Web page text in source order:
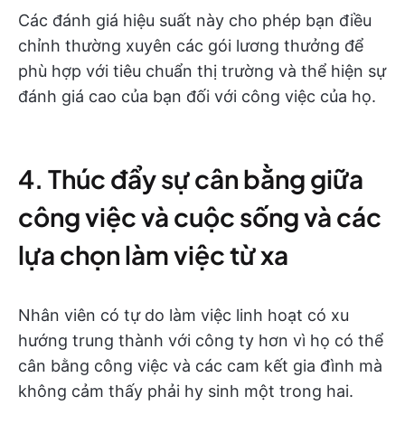
Các đánh giá hiệu suất này cho phép bạn điều
chỉnh thường xuyên các gói lương thưởng để
phù hợp với tiêu chuẩn thị trường và thể hiện sự
đánh giá cao của bạn đối với công việc của họ.
4. Thúc đẩy sự cân bằng giữa
công việc và cuộc sống và các
lựa chọn làm việc từ xa
Nhân viên có tự do làm việc linh hoạt có xu
hướng trung thành với công ty hơn vì họ có thể
cân bằng công việc và các cam kết gia đình mà
không cảm thấy phải hy sinh một trong hai.